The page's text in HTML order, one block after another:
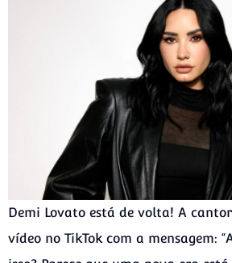
Demi Lovato está de volta! A
vídeo no TikTok com a mensagem: